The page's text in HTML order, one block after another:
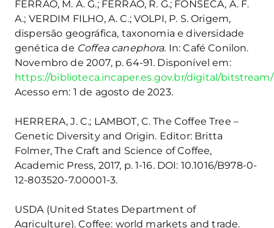
FERRÃO, M. A. G.; FERRÃO, R. G.; FONSECA, A. F.
A.; VERDIM FILHO, A. C.; VOLPI, P. S. Origem,
dispersão geográfica, taxonomia e diversidade
genética de Coffea canephora. In: Café Conilon.
Novembro de 2007, p. 64-91. Disponível em:
https://biblioteca.incaper.es.gov.br/digital/
Acesso em: 1 de agosto de 2023.
HERRERA, J. C.; LAMBOT, C. The Coffee Tree –
Genetic Diversity and Origin. Editor: Britta
Folmer, The Craft and Science of Coffee,
Academic Press, 2017, p. 1-16. DOI: 10.1016/B978-0-
12-803520-7.00001-3.
USDA (United States Department of
Agriculture). Coffee: world markets and trade.